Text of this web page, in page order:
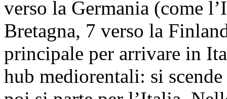
verso la Germania (come
Bretagna, 7 verso la
principale per arrivare in
hub mediorentali: si